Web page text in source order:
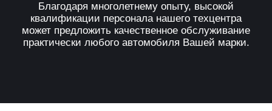
Благодаря многолетнему опыту, высокой
квалификации персонала нашего техцентра
может предложить качественное обслуживание
практически любого автомобиля Вашей марки.